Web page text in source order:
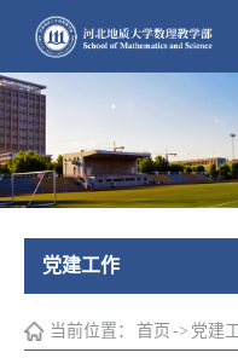
党建工作
当前位置： 首页 -> 党建